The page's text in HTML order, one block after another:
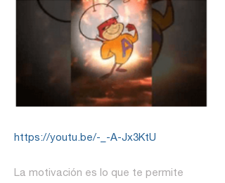
https://youtu.be/-_-A-Jx3KtU
La motivación es lo que te permite